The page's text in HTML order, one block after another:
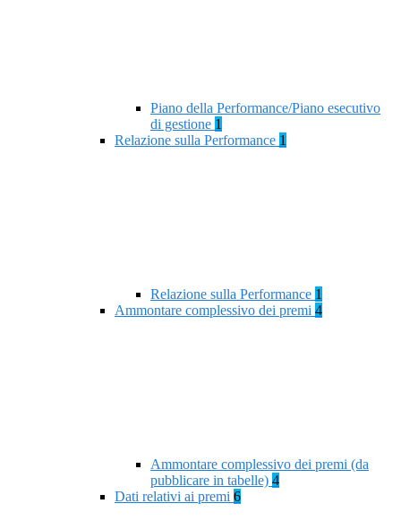
Piano della Performance/Piano esecutivo
di gestione 1
Relazione sulla Performance 1
Relazione sulla Performance 1
Ammontare complessivo dei premi 4
Ammontare complessivo dei premi (da
pubblicare in tabelle) 4
Dati relativi ai premi 6